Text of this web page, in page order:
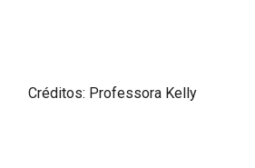
Créditos: Professora Kelly